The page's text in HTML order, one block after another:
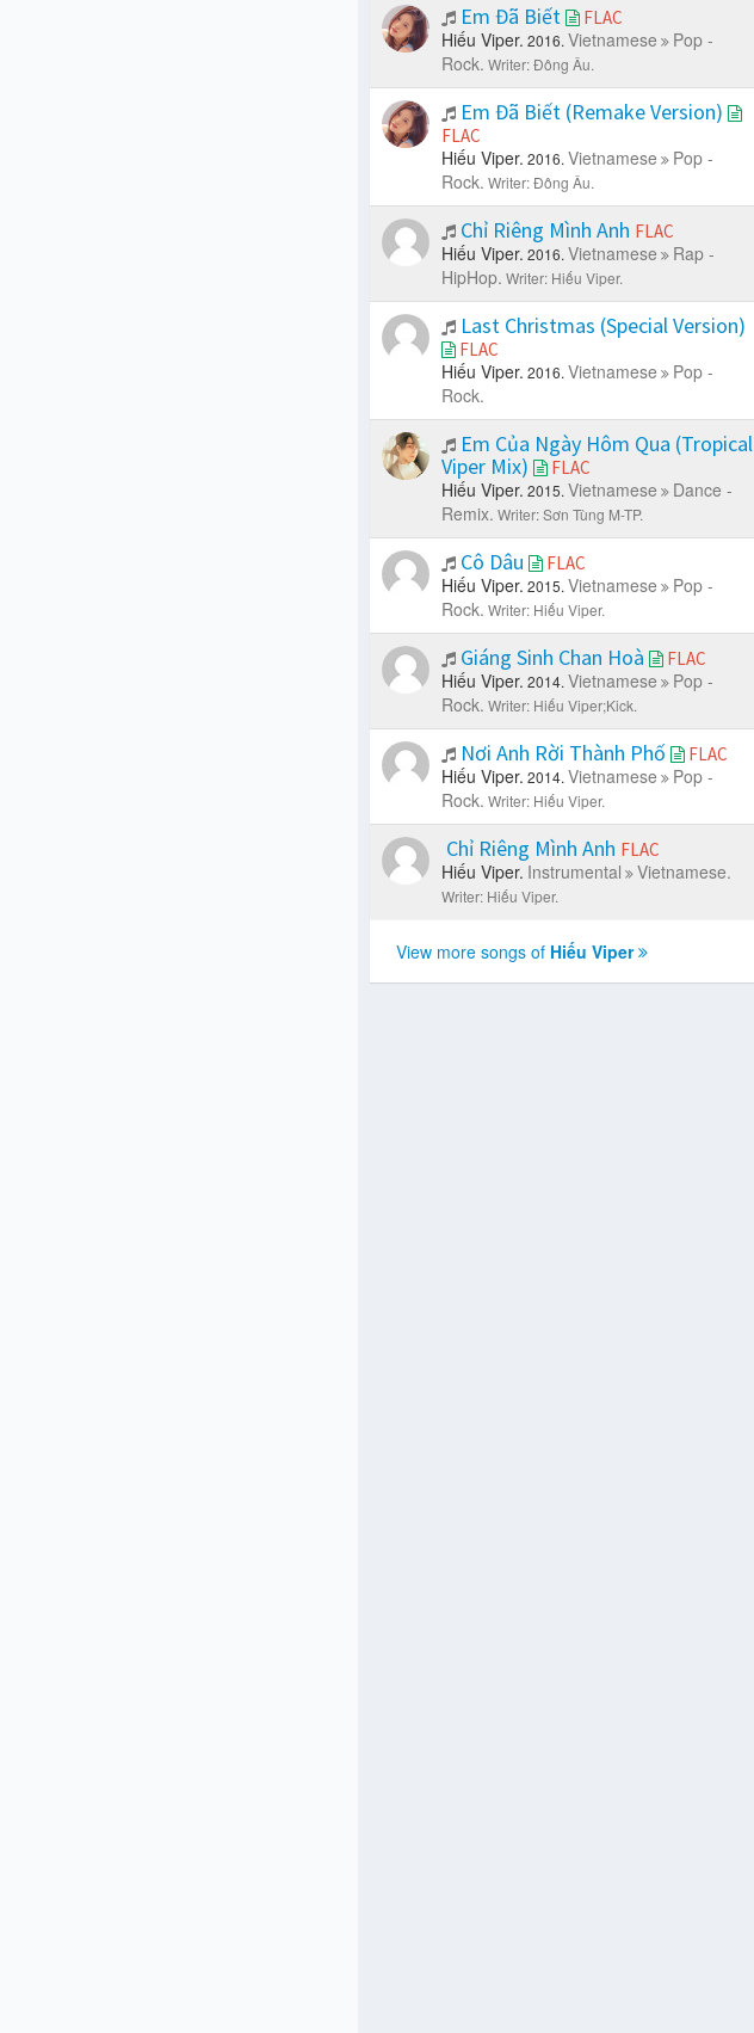
Em Đã Biết FLAC
Hiếu Viper. 2016. Vietnamese
Pop -
Rock. Writer: Đông Âu.
Em Đã Biết (Remake Version)
FLAC
Hiếu Viper. 2016. Vietnamese
Pop -
Rock. Writer: Đông Âu.
Chỉ Riêng Mình Anh FLAC
Hiếu Viper. 2016. Vietnamese
Rap -
HipHop. Writer: Hiếu Viper.
Last Christmas (Special Version)
FLAC
Hiếu Viper. 2016. Vietnamese
Pop -
Rock.
Em Của Ngày Hôm Qua (Tropical
Viper Mix)
FLAC
Hiếu Viper. 2015. Vietnamese
Dance -
Remix. Writer: Sơn Tùng M-TP.
Cô Dâu FLAC
Hiếu Viper. 2015. Vietnamese
Pop -
Rock. Writer: Hiếu Viper.
Giáng Sinh Chan Hoà FLAC
Hiếu Viper. 2014. Vietnamese
Pop -
Rock. Writer: Hiếu Viper;Kick.
Nơi Anh Rời Thành Phố FLAC
Hiếu Viper. 2014. Vietnamese
Pop -
Rock. Writer: Hiếu Viper.
Chỉ Riêng Mình Anh FLAC
Hiếu Viper. Instrumental Vietnamese.
Writer: Hiếu Viper.
View more songs of Hiếu Viper